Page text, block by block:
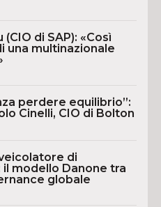
di SAP): «Così
una multinazionale
perdere equilibrio”:
Cinelli, CIO di Bolton
di
il modello Danone tra
globale